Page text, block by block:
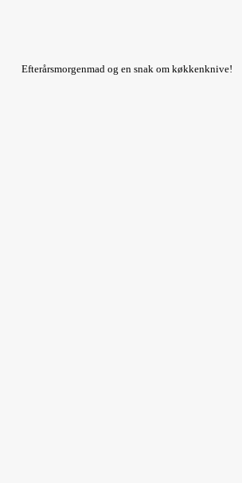
Efterårsmorgenmad og en snak om køkkenknive!